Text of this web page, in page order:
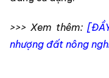
>>> Xem thêm:
nhượng đất nông